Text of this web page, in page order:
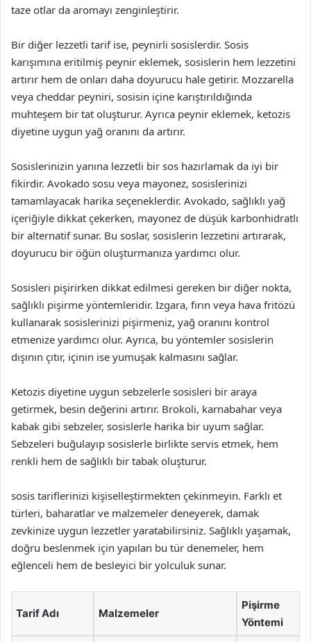
taze otlar da aromayı zenginleştirir.
Bir diğer lezzetli tarif ise, peynirli sosislerdir. Sosis
karışımına eritilmiş peynir eklemek, sosislerin hem lezzetini
artırır hem de onları daha doyurucu hale getirir. Mozzarella
veya cheddar peyniri, sosisin içine karıştırıldığında
muhteşem bir tat oluşturur. Ayrıca peynir eklemek, ketozis
diyetine uygun yağ oranını da artırır.
Sosislerinizin yanına lezzetli bir sos hazırlamak da iyi bir
fikirdir. Avokado sosu veya mayonez, sosislerinizi
tamamlayacak harika seçeneklerdir. Avokado, sağlıklı yağ
içeriğiyle dikkat çekerken, mayonez de düşük karbonhidratlı
bir alternatif sunar. Bu soslar, sosislerin lezzetini artırarak,
doyurucu bir öğün oluşturmanıza yardımcı olur.
Sosisleri pişirirken dikkat edilmesi gereken bir diğer nokta,
sağlıklı pişirme yöntemleridir. Izgara, fırın veya hava fritözü
kullanarak sosislerinizi pişirmeniz, yağ oranını kontrol
etmenize yardımcı olur. Ayrıca, bu yöntemler sosislerin
dışının çıtır, içinin ise yumuşak kalmasını sağlar.
Ketozis diyetine uygun sebzelerle sosisleri bir araya
getirmek, besin değerini artırır. Brokoli, karnabahar veya
kabak gibi sebzeler, sosislerle harika bir uyum sağlar.
Sebzeleri buğulayıp sosislerle birlikte servis etmek, hem
renkli hem de sağlıklı bir tabak oluşturur.
sosis tariflerinizi kişiselleştirmekten çekinmeyin. Farklı et
türleri, baharatlar ve malzemeler deneyerek, damak
zevkinize uygun lezzetler yaratabilirsiniz. Sağlıklı yaşamak,
doğru beslenmek için yapılan bu tür denemeler, hem
eğlenceli hem de besleyici bir yolculuk sunar.
Tarif Adı Malzemeler
Pişirme
Yöntemi